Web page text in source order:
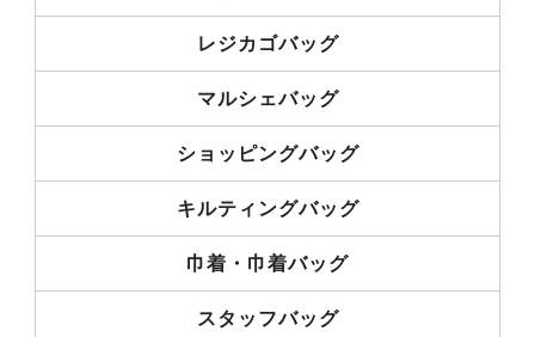
レジカゴバッグ
マルシェバッグ
ショッピングバッグ
キルティングバッグ
巾着・巾着バッグ
スタッフバッグ